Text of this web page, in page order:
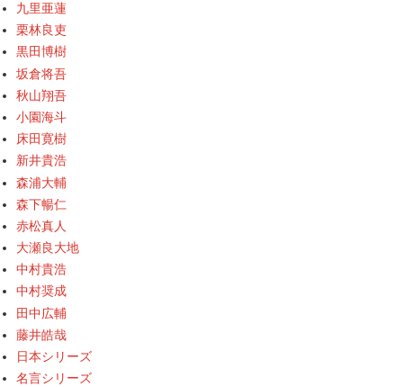
九里亜蓮
栗林良吏
黒田博樹
坂倉将吾
秋山翔吾
小園海斗
床田寛樹
新井貴浩
森浦大輔
森下暢仁
赤松真人
大瀬良大地
中村貴浩
中村奨成
田中広輔
藤井皓哉
日本シリーズ
名言シリーズ